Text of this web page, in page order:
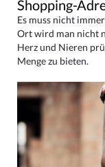
Shopping-
Es muss nicht
Ort wird man nicht
Herz und Nieren
Menge zu bieten.